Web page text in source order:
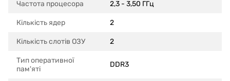
Частота процесора 2,3 - 3,50 ГГц
Кількість ядер 2
Кількість слотів ОЗУ 2
Тип оперативної
пам'яті
DDR3